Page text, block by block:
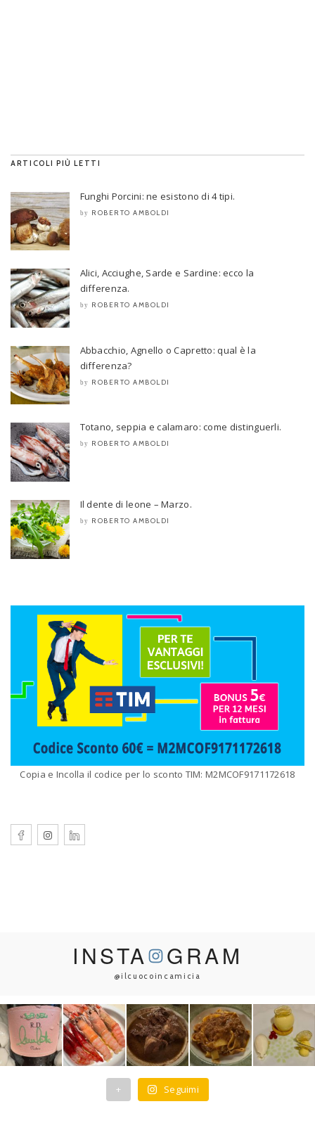
ARTICOLI PIÙ LETTI
Funghi Porcini: ne esistono di 4 tipi.
by ROBERTO AMBOLDI
Alici, Acciughe, Sarde e Sardine: ecco la
differenza.
by ROBERTO AMBOLDI
Abbacchio, Agnello o Capretto: qual è la
differenza?
by ROBERTO AMBOLDI
Totano, seppia e calamaro: come distinguerli.
by ROBERTO AMBOLDI
Il dente di leone – Marzo.
by ROBERTO AMBOLDI
Copia e Incolla il codice per lo sconto TIM: M2MCOF9171172618
INSTA GRAM
@ilcuocoincamicia
+ Seguimi